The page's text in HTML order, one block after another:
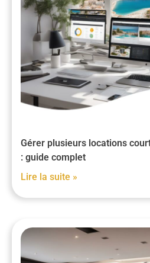
Gérer plusieurs locations
: guide complet
Lire la suite »